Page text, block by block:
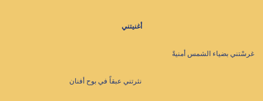
أغنيتني
غرسْتني بضياء الشمس أمنيةً
نثرتني عبقاً في بوح أفنان